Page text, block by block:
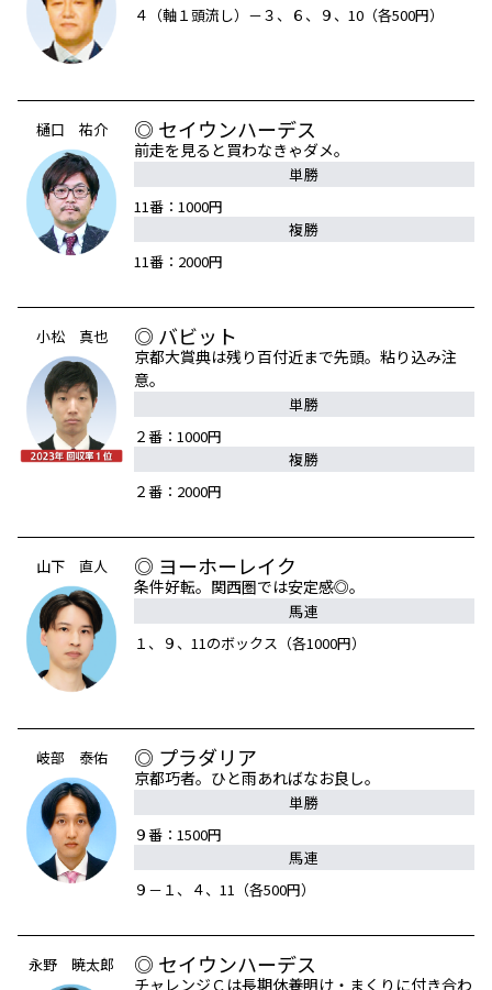
４（軸１頭流し）－３、６、９、10（各500円）
樋口 祐介 ◎ セイウンハーデス
前走を見ると買わなきゃダメ。
単勝
11番：1000円
複勝
11番：2000円
小松 真也 ◎ バビット
京都大賞典は残り百付近まで先頭。粘り込み注
意。
単勝
２番：1000円
複勝
２番：2000円
山下 直人 ◎ ヨーホーレイク
条件好転。関西圏では安定感◎。
馬連
１、９、11のボックス（各1000円）
岐部 泰佑 ◎ プラダリア
京都巧者。ひと雨あればなお良し。
単勝
９番：1500円
馬連
９－１、４、11（各500円）
永野 暁太郎 ◎ セイウンハーデス
チャレンジＣは長期休養明け・まくりに付き合わ